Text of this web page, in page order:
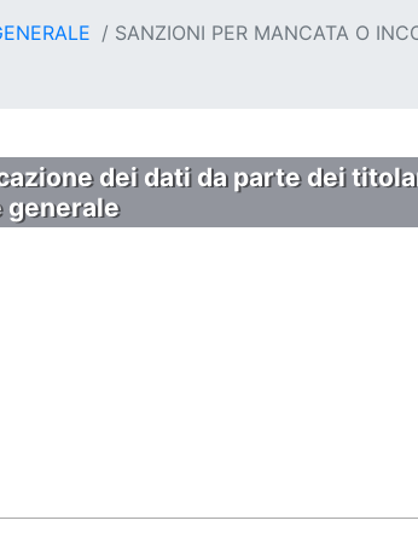
SANZIONI PER MANCATA O
dei dati da parte dei
generale